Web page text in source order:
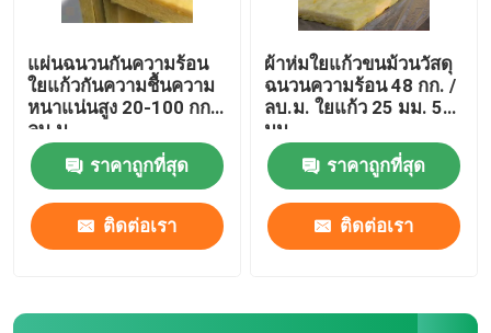
หลอดใยแก้ว
อีพีอีโฟมโรล
เทปอลูมิเนียมฟอยล์
แผ่นฉนวนกันความร้อน
ใยแก้วกันความชื้นความ
หนาแน่นสูง 20-100 กก./
ลบ.ม
ราคาถูกที่สุด
ติดต่อเรา
ผ้าห่มใยแก้วขนม้วนวัสดุ
ฉนวนความร้อน 48 กก. /
ลบ.ม. ใยแก้ว 25 มม. 50
มม.
ราคาถูกที่สุด
ติดต่อเรา